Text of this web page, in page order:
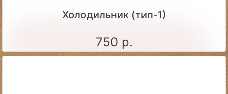
Холодильник (тип-1)
750 р.